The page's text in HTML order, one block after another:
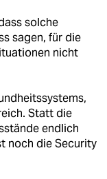
solche
sagen, für die
nicht
Statt die
endlich
noch die Security